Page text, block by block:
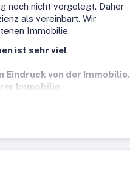
noch nicht vorgelegt. Daher
als vereinbart. Wir
Immobilie.
ist sehr viel
von der Immobilie.
Immobilie.